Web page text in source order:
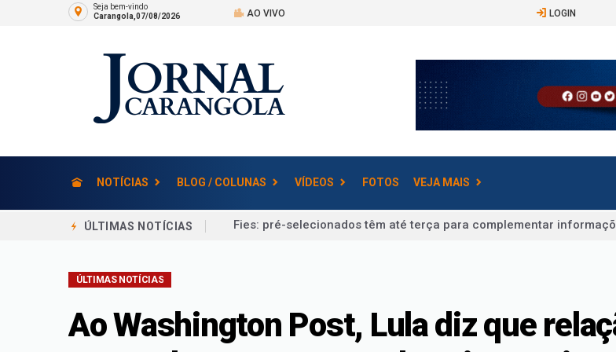
Seja bem-vindo
Carangola,07/08/2026
AO VIVO LOGIN
NOTÍCIAS BLOG / COLUNAS VÍDEOS FOTOS VEJA MAIS
ÚLTIMAS NOTÍCIAS
Universidades federais têm até sábado para pedir cuidotecas ao
Você Viu? Avós compartilham histórias de vida, família denuncia
Juiz de Fora
ÚLTIMAS NOTÍCIAS
Ao Washington Post, Lula diz que